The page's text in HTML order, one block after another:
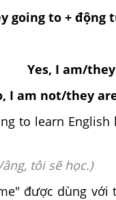
going to + động
Yes, I am/
I am not/they
to learn English
tôi sẽ học.)
được dùng